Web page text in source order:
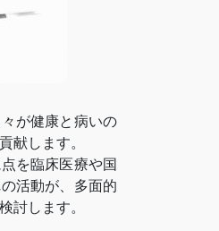
が健康と病いの
献します。
を臨床医療や国
活動が、多面的
討します。